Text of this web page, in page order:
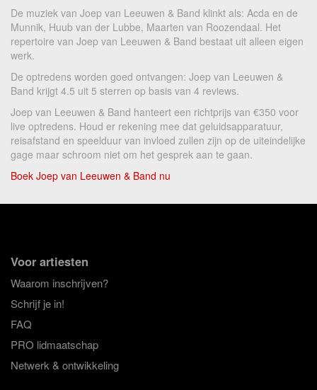
De muziek van Joep van Leeuwen & Band klinkt als: Acda en de
Munnik, Huub van der Lubbe, Maarten van Roozendaal. Het
repertoire van Joep van Leeuwen & Band bestaat uit alleen eigen
werk.
De optredens worden goed ontvangen: Joep van Leeuwen &
Band krijgt 4.5 uit 5 sterren op basis van 4 reviews.
Joep van Leeuwen & Band hanteert een richtprijs van €350 voor
live optredens. Houd er rekening mee dat geluidsapparatuur,
reisafstand en speelduur van invloed zullen zijn op de uiteindelijke
gage maar schroom niet om het gesprek aan te gaan.
Boek Joep van Leeuwen & Band nu
Voor artiesten
Waarom inschrijven?
Schrijf je in!
FAQ
PRO lidmaatschap
Netwerk & ontwikkeling